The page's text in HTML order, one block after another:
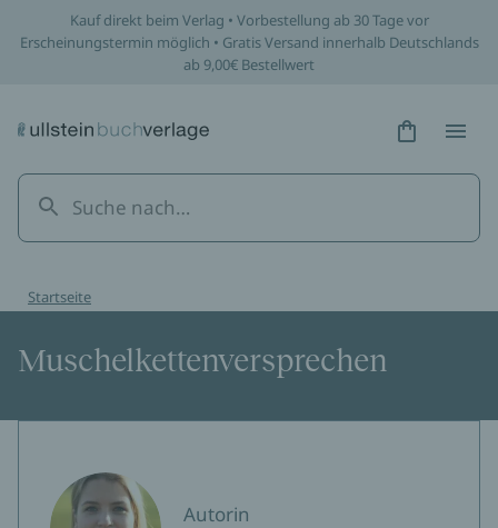
Kauf direkt beim Verlag • Vorbestellung ab 30 Tage vor
Erscheinungstermin möglich • Gratis Versand innerhalb Deutschlands
ab 9,00€ Bestellwert
Hidden
Startseite
Muschelkettenversprechen
Autorin